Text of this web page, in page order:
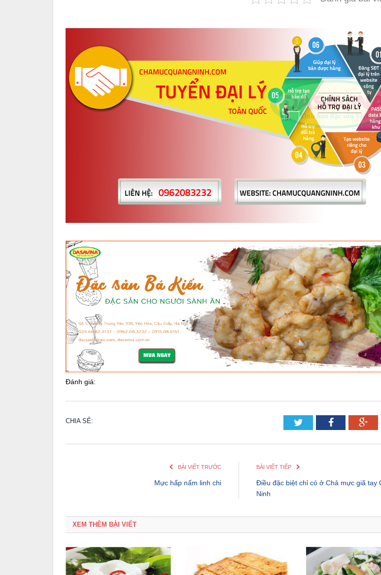
Đánh giá:
CHIA SẺ: Twitter Facebook
BÀI VIẾT TRƯỚC
Mực hấp nấm linh chi
BÀI VIẾT TIẾP
Điều đặc biệt chỉ có ở Chả mực giã tay
Ninh
XEM THÊM BÀI VIẾT